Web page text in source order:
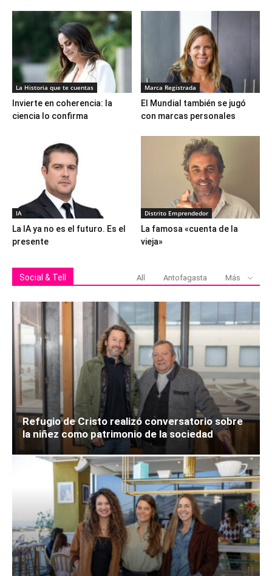
La Historia que te cuentas
Invierte en coherencia: la
ciencia lo confirma
Marca Registrada
El Mundial también se jugó
con marcas personales
IA
La IA ya no es el futuro. Es el
presente
Distrito Emprendedor
La famosa «cuenta de la
vieja»
Social & Tell All Antofagasta Más
Refugio de Cristo realizó conversatorio sobre
la niñez como patrimonio de la sociedad